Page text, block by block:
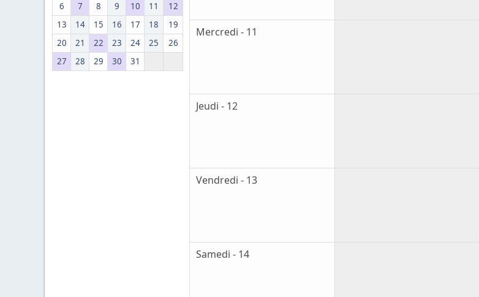
6
7 8 9 10 11
12
13
14 15 16 17 18
19
20
21 22 23 24 25
26
27
28 29 30 31
Mercredi - 11
Jeudi - 12
Vendredi - 13
Samedi - 14